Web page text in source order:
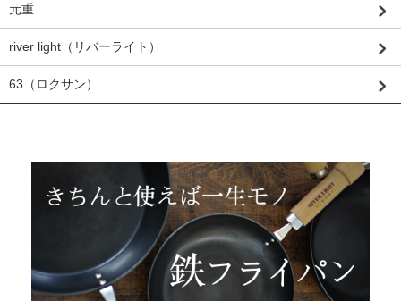
元重
river light（リバーライト）
63（ロクサン）